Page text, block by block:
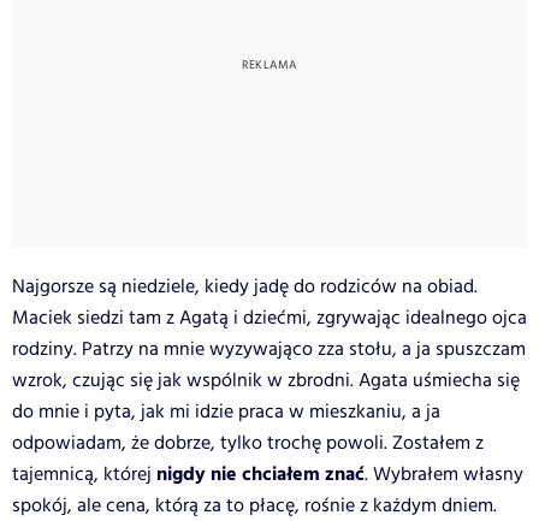
Najgorsze są niedziele, kiedy jadę do rodziców na obiad.
Maciek siedzi tam z Agatą i dziećmi, zgrywając idealnego ojca
rodziny. Patrzy na mnie wyzywająco zza stołu, a ja spuszczam
wzrok, czując się jak wspólnik w zbrodni. Agata uśmiecha się
do mnie i pyta, jak mi idzie praca w mieszkaniu, a ja
odpowiadam, że dobrze, tylko trochę powoli. Zostałem z
tajemnicą, której nigdy nie chciałem znać. Wybrałem własny
spokój, ale cena, którą za to płacę, rośnie z każdym dniem.